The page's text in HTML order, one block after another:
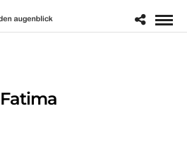
Fatima